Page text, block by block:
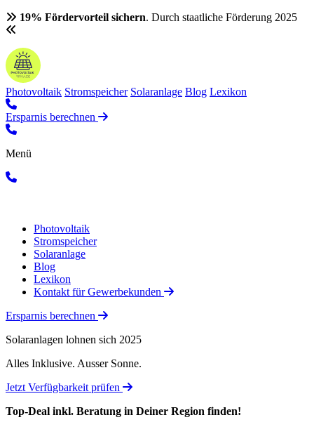
19% Fördervorteil sichern. Durch staatliche Förderung 2025
Photovoltaik Stromspeicher Solaranlage Blog Lexikon
Ersparnis berechnen
Menü
Photovoltaik
Stromspeicher
Solaranlage
Blog
Lexikon
Kontakt für Gewerbekunden
Ersparnis berechnen
Solaranlagen lohnen sich 2025
Alles Inklusive. Ausser Sonne.
Jetzt Verfügbarkeit prüfen
Top-Deal inkl. Beratung in Deiner Region finden!